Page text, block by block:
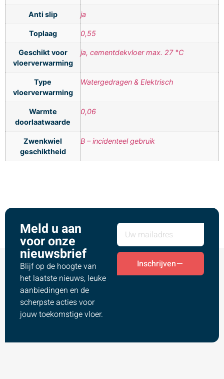
Anti slip ja
Toplaag 0,55
Geschikt voor
vloerverwarming
ja, cementdekvloer max. 27 °C
Type
vloerverwarming
Watergedragen & Elektrisch
Warmte
doorlaatwaarde
0,06
Zwenkwiel
geschiktheid
B – incidenteel gebruik
Meld u aan
voor onze
nieuwsbrief
Blijf op de hoogte van
het laatste nieuws, leuke
aanbiedingen en de
scherpste acties voor
jouw toekomstige vloer.
Inschrijven